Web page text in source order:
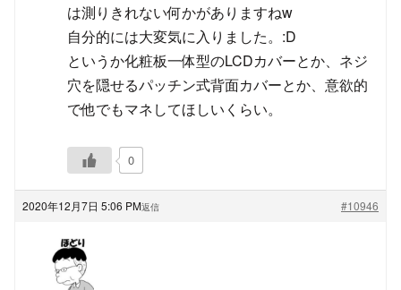
は測りきれない何かがありますねw
自分的には大変気に入りました。:D
というか化粧板一体型のLCDカバーとか、ネジ
穴を隠せるパッチン式背面カバーとか、意欲的
で他でもマネしてほしいくらい。
0
2020年12月7日 5:06 PM #10946
返信